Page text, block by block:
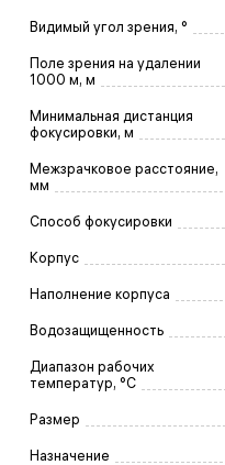
Видимый угол зрения, °
Поле зрения на удалении
1000 м, м
Минимальная дистанция
фокусировки, м
Межзрачковое расстояние,
мм
Способ фокусировки
Корпус
Наполнение корпуса
Водозащищенность
Диапазон рабочих
температур, °С
Размер
Назначение